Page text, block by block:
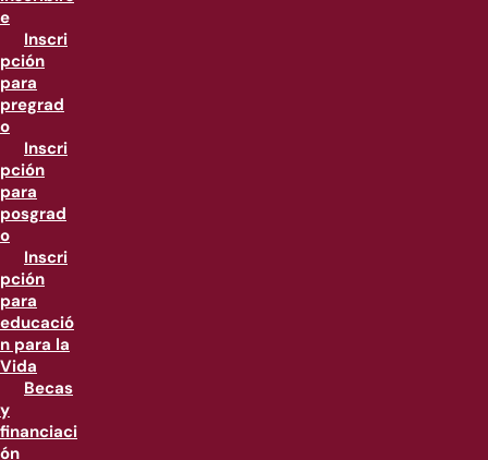
e
Inscri
pción
para
pregrad
o
Inscri
pción
para
posgrad
o
Inscri
pción
para
educació
n para la
Vida
Becas
y
financiaci
ón